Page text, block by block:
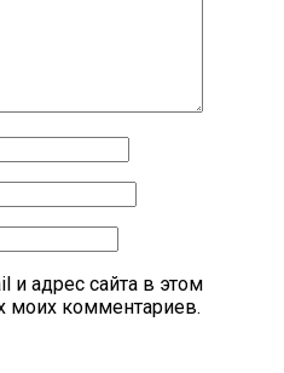
и адрес сайта в этом
моих комментариев.